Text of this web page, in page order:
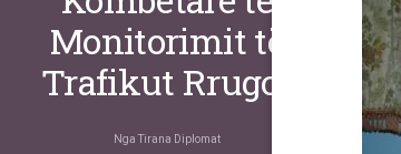
Monitorimit të
Trafikut Rrugor
Nga Tirana Diplomat